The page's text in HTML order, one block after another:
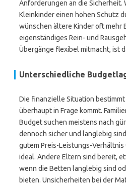
Anforderungen an die Sicherheit.
Kleinkinder einen hohen Schutz
wünschen ältere Kinder oft mehr
eigenständiges Rein- und
Übergänge flexibel mitmacht, ist
Unterschiedliche
Die finanzielle Situation
überhaupt in Frage kommt.
Budget suchen meistens nach
dennoch sicher und langlebig
gutem Preis-Leistungs-
ideal. Andere Eltern sind bereit,
wenn die Betten langlebig sind
bieten. Unsicherheiten bei der